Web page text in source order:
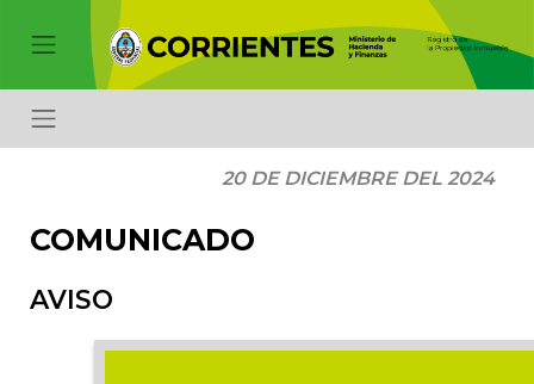
20 DE DICIEMBRE DEL 2024
COMUNICADO
AVISO